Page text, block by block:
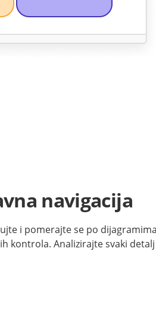
navigacija
i pomerajte se po dijagramima
kontrola. Analizirajte svaki detalj